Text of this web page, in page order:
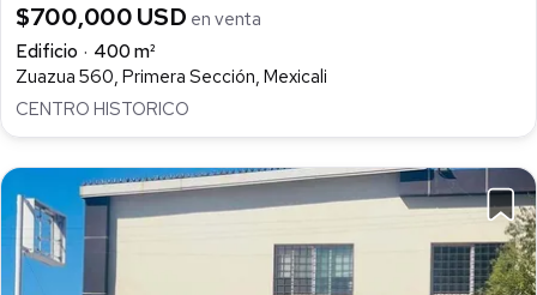
$700,000 USD en venta
Edificio
400 m²
Zuazua 560, Primera Sección, Mexicali
CENTRO HISTORICO